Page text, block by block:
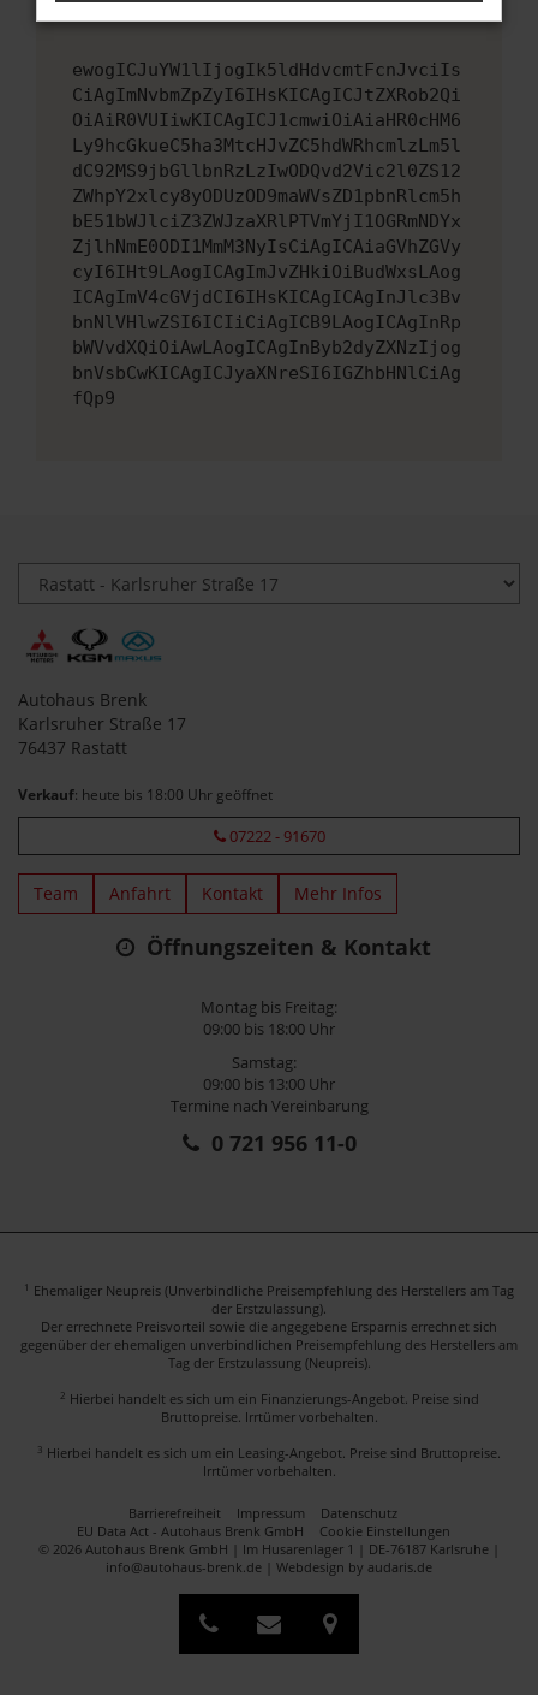
ewogICJuYW1lIjogIk5ldHdvcmtFcnJvciIs
CiAgImNvbmZpZyI6IHsKICAgICJtZXRob2Qi
OiAiR0VUIiwKICAgICJ1cmwiOiAiaHR0cHM6
Ly9hcGkueC5ha3MtcHJvZC5hdWRhcmlzLm5l
dC92MS9jbGllbnRzLzIwODQvd2Vic2l0ZS12
ZWhpY2xlcy8yODUzOD9maWVsZD1pbnRlcm5h
bE51bWJlciZ3ZWJzaXRlPTVmYjI1OGRmNDYx
ZjlhNmE0ODI1MmM3NyIsCiAgICAiaGVhZGVy
cyI6IHt9LAogICAgImJvZHkiOiBudWxsLAog
ICAgImV4cGVjdCI6IHsKICAgICAgInJlc3Bv
bnNlVHlwZSI6ICIiCiAgICB9LAogICAgInRp
bWVvdXQiOiAwLAogICAgInByb2dyZXNzIjog
bnVsbCwKICAgICJyaXNreSI6IGZhbHNlCiAg
fQp9
Autohaus Brenk
Karlsruher Straße 17
76437 Rastatt
Verkauf: heute bis 18:00 Uhr geöffnet
07222 - 91670
Team Anfahrt Kontakt Mehr Infos
Öffnungszeiten & Kontakt
Montag bis Freitag:
09:00 bis 18:00 Uhr
Samstag:
09:00 bis 13:00 Uhr
Termine nach Vereinbarung
0 721 956 11-0
1 Ehemaliger Neupreis (Unverbindliche Preisempfehlung des Herstellers am Tag
der Erstzulassung).
Der errechnete Preisvorteil sowie die angegebene Ersparnis errechnet sich
gegenüber der ehemaligen unverbindlichen Preisempfehlung des Herstellers am
Tag der Erstzulassung (Neupreis).
2 Hierbei handelt es sich um ein Finanzierungs-Angebot. Preise sind
Bruttopreise. Irrtümer vorbehalten.
3 Hierbei handelt es sich um ein Leasing-Angebot. Preise sind Bruttopreise.
Irrtümer vorbehalten.
Barrierefreiheit Impressum
Datenschutz
EU Data Act - Autohaus Brenk GmbH
Cookie Einstellungen
© 2026 Autohaus Brenk GmbH | Im Husarenlager 1 | DE-76187 Karlsruhe |
info@autohaus-brenk.de | Webdesign by audaris.de